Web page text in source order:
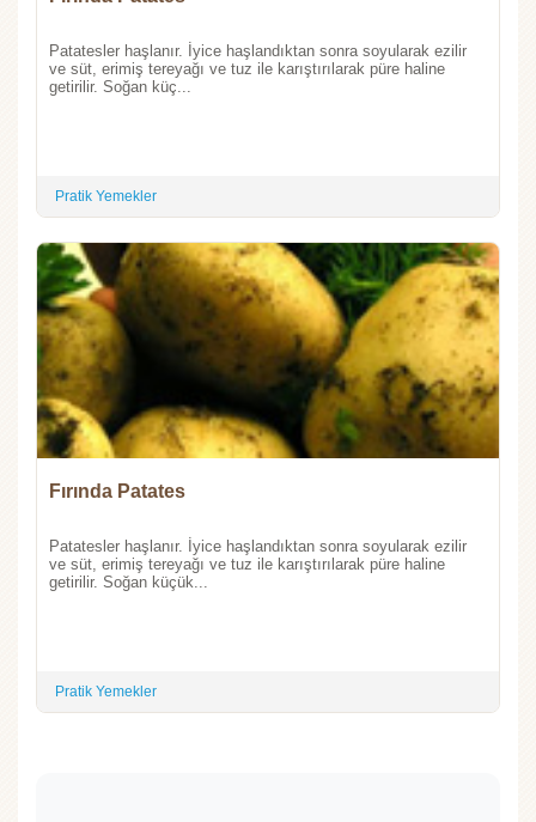
Patatesler haşlanır. İyice haşlandıktan sonra soyularak ezilir
ve süt, erimiş tereyağı ve tuz ile karıştırılarak püre haline
getirilir. Soğan küç...
Pratik Yemekler
Fırında Patates
Patatesler haşlanır. İyice haşlandıktan sonra soyularak ezilir
ve süt, erimiş tereyağı ve tuz ile karıştırılarak püre haline
getirilir. Soğan küçük...
Pratik Yemekler